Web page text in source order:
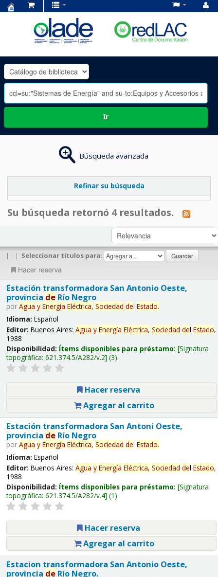
OLADE
-
Ir
Búsqueda avanzada
Refinar su búsqueda
Su búsqueda retornó 4 resultados.
| | Seleccionar títulos para:
Hacer reserva
Estación transformadora San Antonio Oeste,
provincia deRío Negro
por Agua y Energía Eléctrica, Sociedad del Estado.
Idioma: Español
Editor: Buenos Aires: Agua y Energía Eléctrica, Sociedad del Estado,
1988
Disponibilidad: Ítems disponibles para préstamo: Signatura
topográfica: 621.374.5/A282/v.2 (3).
Hacer reserva
Agregar al carrito
Estación transformadora San Antoni Oeste,
provincia deRío Negro
por Agua y Energía Eléctrica, Sociedad del Estado.
Idioma: Español
Editor: Buenos Aires: Agua y Energía Eléctrica, Sociedad del Estado,
1988
Disponibilidad: Ítems disponibles para préstamo: Signatura
topográfica: 621.374.5/A282/v.4 (1).
Hacer reserva
Agregar al carrito
Estacion transformadora San Antonio Oeste,
provincia deRío Negro.